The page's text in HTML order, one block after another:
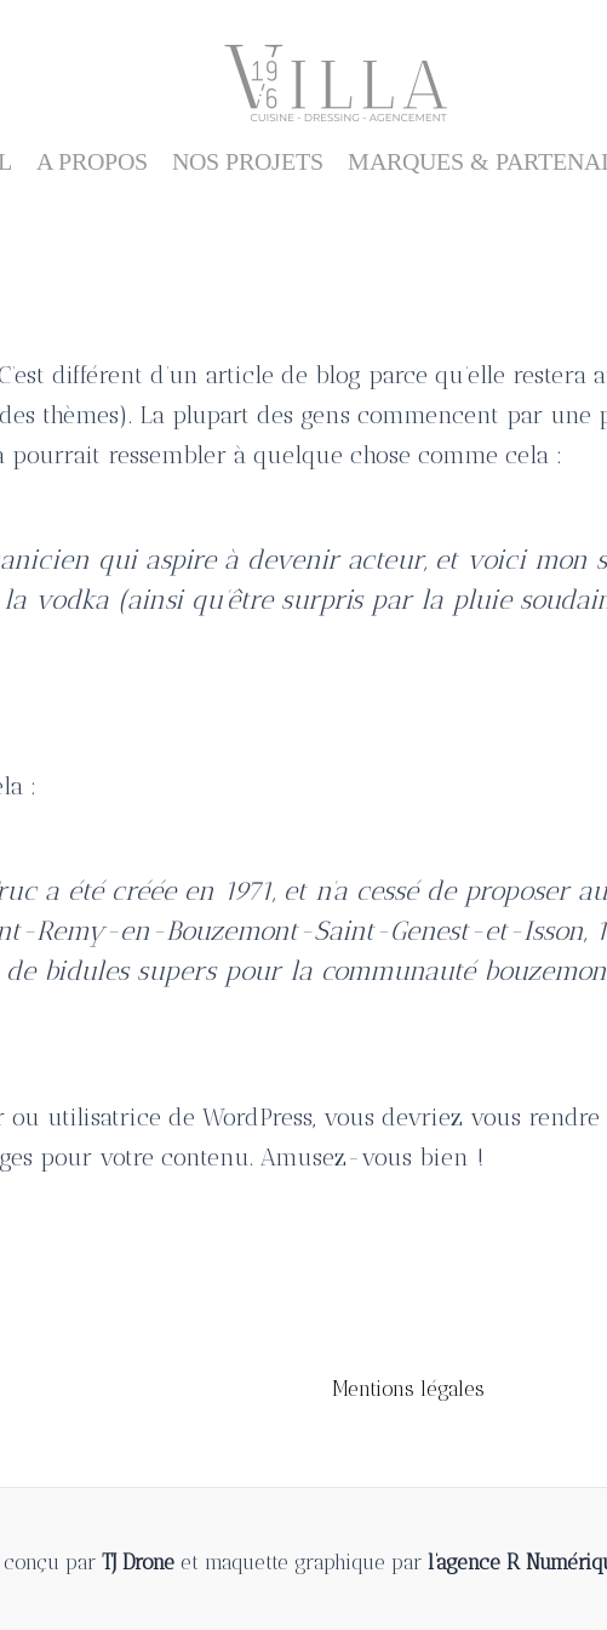
A PROPOS NOS PROJETS MARQUES &
différent d’un article de blog parce qu’elle
thèmes). La plupart des gens commencent par
pourrait ressembler à quelque chose comme cela :
qui aspire à devenir acteur, et voici mon
la vodka (ainsi qu’être surpris par la pluie
:
a été créée en 1971, et n’a cessé de
Remy-en-Bouzemont-Saint-Genest-et-Isson,
bidules supers pour la communauté
utilisatrice de WordPress, vous devriez vous rendre
pour votre contenu. Amusez-vous bien !
Mentions légales
par TJ Droneet maquette graphique par l’agence R